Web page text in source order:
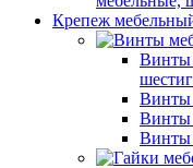
Крепеж
Винты
Винты
Винты
Винты